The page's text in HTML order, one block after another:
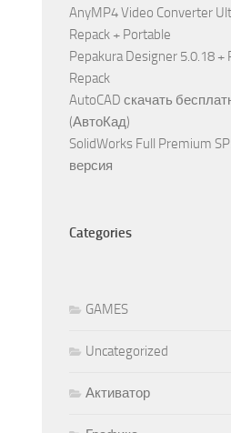
AnyMP4 Video Converter
Repack + Portable
Pepakura Designer 5.0.18 +
Repack
AutoCAD скачать
(АвтоКад)
SolidWorks Full Premium
версия
Categories
GAMES
Uncategorized
Активатор